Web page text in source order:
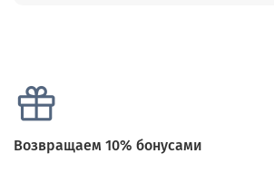
Возвращаем 10% бонусами